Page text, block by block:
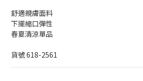
舒適親膚面料
下擺縮口彈性
春夏清涼單品
貨號 618-2561